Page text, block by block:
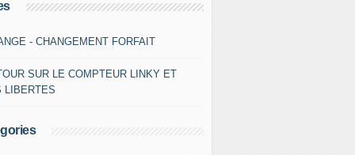
- CHANGEMENT FORFAIT
SUR LE COMPTEUR LINKY ET
LIBERTES